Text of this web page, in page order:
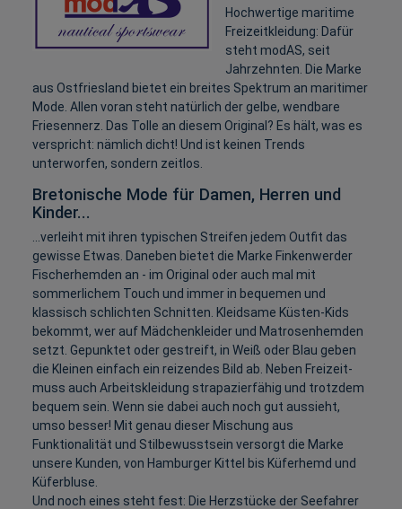
Hochwertige maritime
Freizeitkleidung: Dafür
steht modAS, seit
Jahrzehnten. Die Marke
aus Ostfriesland bietet ein breites Spektrum an maritimer
Mode. Allen voran steht natürlich der gelbe, wendbare
Friesennerz. Das Tolle an diesem Original? Es hält, was es
verspricht: nämlich dicht! Und ist keinen Trends
unterworfen, sondern zeitlos.
Bretonische Mode für Damen, Herren und
Kinder...
...verleiht mit ihren typischen Streifen jedem Outfit das
gewisse Etwas. Daneben bietet die Marke Finkenwerder
Fischerhemden an - im Original oder auch mal mit
sommerlichem Touch und immer in bequemen und
klassisch schlichten Schnitten. Kleidsame Küsten-Kids
bekommt, wer auf Mädchenkleider und Matrosenhemden
setzt. Gepunktet oder gestreift, in Weiß oder Blau geben
die Kleinen einfach ein reizendes Bild ab. Neben Freizeit-
muss auch Arbeitskleidung strapazierfähig und trotzdem
bequem sein. Wenn sie dabei auch noch gut aussieht,
umso besser! Mit genau dieser Mischung aus
Funktionalität und Stilbewusstsein versorgt die Marke
unsere Kunden, von Hamburger Kittel bis Küferhemd und
Küferbluse.
Und noch eines steht fest: Die Herzstücke der Seefahrer